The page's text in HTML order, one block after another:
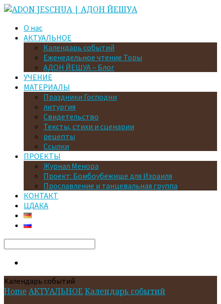
О нас
АКТУАЛЬНОЕ
Календарь событий
Еженедельное чтение Торы
АДОН ЙЕШУА – Блог
УЧЕНИЕ
МАТЕРИАЛЫ
Праздники Господни
литургия
Свидетельство
Тексты, стихи и сценарии
рецепты
Ссылки
ПРОЕКТЫ
Журнал Менора
Проект: Бомбоубежище для Израиля
Прославление и танцевальная группа
КОНТАКТ
ЦДАКА
Search
Календарь событий
Home АКТУАЛЬНОЕ Календарь событий